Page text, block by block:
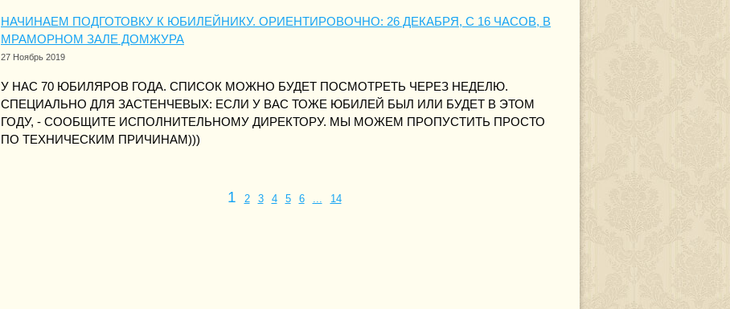
НАЧИНАЕМ ПОДГОТОВКУ К ЮБИЛЕЙНИКУ. ОРИЕНТИРОВОЧНО: 26 ДЕКАБРЯ, С 16 ЧАСОВ, В
МРАМОРНОМ ЗАЛЕ ДОМЖУРА
27 Ноябрь 2019
У НАС 70 ЮБИЛЯРОВ ГОДА. СПИСОК МОЖНО БУДЕТ ПОСМОТРЕТЬ ЧЕРЕЗ НЕДЕЛЮ.
СПЕЦИАЛЬНО ДЛЯ ЗАСТЕНЧЕВЫХ: ЕСЛИ У ВАС ТОЖЕ ЮБИЛЕЙ БЫЛ ИЛИ БУДЕТ В ЭТОМ
ГОДУ, - СООБЩИТЕ ИСПОЛНИТЕЛЬНОМУ ДИРЕКТОРУ. МЫ МОЖЕМ ПРОПУСТИТЬ ПРОСТО
ПО ТЕХНИЧЕСКИМ ПРИЧИНАМ)))
1 2 3 4 5 6 ... 14